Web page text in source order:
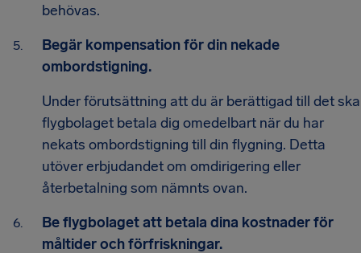
behövas.
Begär kompensation för din nekade
ombordstigning.
Under förutsättning att du är berättigad till det ska
flygbolaget betala dig omedelbart när du har
nekats ombordstigning till din flygning. Detta
utöver erbjudandet om omdirigering eller
återbetalning som nämnts ovan.
Be flygbolaget att betala dina kostnader för
måltider och förfriskningar.